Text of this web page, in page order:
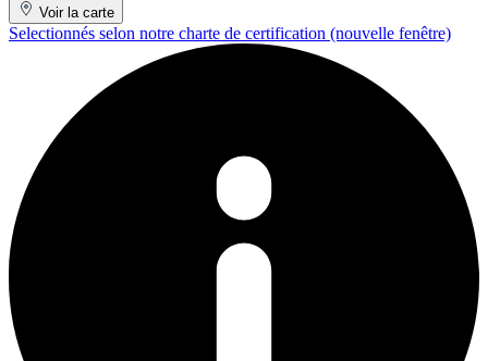
Voir la carte
Selectionnés selon notre charte de certification (nouvelle fenêtre)